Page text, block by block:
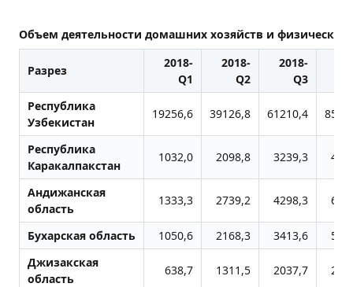
Объем деятельности домашних хозяйств и
Разрез
2018-
Q1
2018-
Q2
2018-
Q3
Республика
Узбекистан
19256,6 39126,8 61210,4
Республика
Каракалпакстан
1032,0 2098,8 3239,3
Андижанская
область
1333,3 2739,2 4298,3
Бухарская область 1050,6 2168,3 3413,6
Джизакская
область
638,7 1311,5 2037,7